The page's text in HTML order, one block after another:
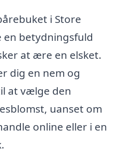
i Store
betydningsfuld
at ære en elsket.
dig en nem og
at vælge den
uanset om
online eller i en